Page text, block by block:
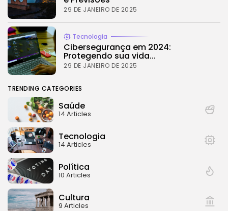
JOIN OUR COMMUNITY29 DE JANEIRO DE 2025
Tecnologia
Cibersegurança em 2024:
Protegendo sua vida...
29 DE JANEIRO DE 2025
TRENDING CATEGORIES
Saúde
14 Articles
Tecnologia
14 Articles
Política
10 Articles
Cultura
9 Articles